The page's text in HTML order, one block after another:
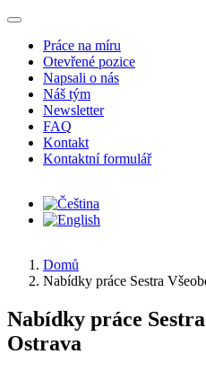
Přejít k hlavnímu obsahu
Práce na míru
Otevřené pozice
Napsali o nás
Náš tým
Newsletter
FAQ
Kontakt
Kontaktní formulář
Domů
Nabídky práce Sestra
Nabídky práce
Ostrava